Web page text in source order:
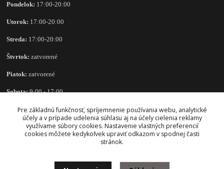
Pondelok: 17:00-20:00
Utorok: 17:00-20:00
Streda: 17:00-20:00
Štvrtok: zatvorené
Piatok: zatvorené
Sobota:9:00 - 17:00
Nedeľa: zatvorené
Pre základnú funkčnosť, spríjemnenie používania webu, analytické
účely a v prípade udelenia súhlasu aj na účely cielenia reklamy
využívame súbory cookies. Nastavenie vlastných preferencií
cookies môžete kedykoľvek upraviť odkazom v spodnej časti
stránok.